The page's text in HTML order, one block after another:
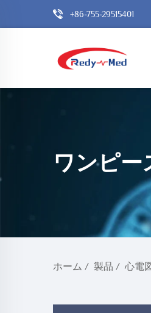
+86-755-29515401
ワンピー
ホーム / 製品 / 心電